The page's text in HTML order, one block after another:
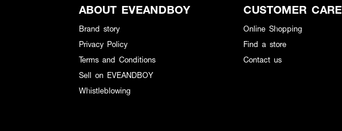
ABOUT EVEANDBOY
Brand story
Privacy Policy
Terms and Conditions
Sell on EVEANDBOY
Whistleblowing
CUSTOMER CARE
Online Shopping
Find a store
Contact us